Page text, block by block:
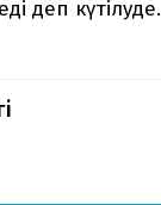
деп күтілуде.